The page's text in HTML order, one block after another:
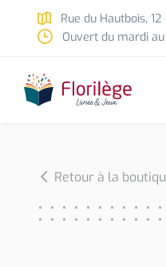
Skip to main content
Rue du Hautbois,
Ouvert du mardi au
Retour à la